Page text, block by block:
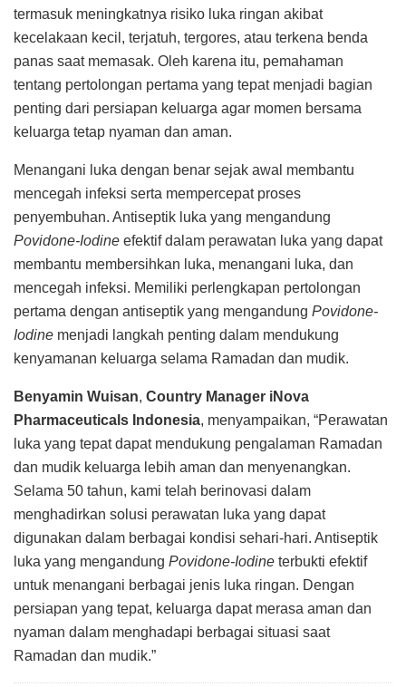
termasuk meningkatnya risiko luka ringan akibat
kecelakaan kecil, terjatuh, tergores, atau terkena benda
panas saat memasak. Oleh karena itu, pemahaman
tentang pertolongan pertama yang tepat menjadi bagian
penting dari persiapan keluarga agar momen bersama
keluarga tetap nyaman dan aman.
Menangani luka dengan benar sejak awal membantu
mencegah infeksi serta mempercepat proses
penyembuhan. Antiseptik luka yang mengandung
Povidone-Iodine efektif dalam perawatan luka yang dapat
membantu membersihkan luka, menangani luka, dan
mencegah infeksi. Memiliki perlengkapan pertolongan
pertama dengan antiseptik yang mengandung Povidone-
Iodine menjadi langkah penting dalam mendukung
kenyamanan keluarga selama Ramadan dan mudik.
Benyamin Wuisan, Country Manager iNova
Pharmaceuticals Indonesia, menyampaikan, “Perawatan
luka yang tepat dapat mendukung pengalaman Ramadan
dan mudik keluarga lebih aman dan menyenangkan.
Selama 50 tahun, kami telah berinovasi dalam
menghadirkan solusi perawatan luka yang dapat
digunakan dalam berbagai kondisi sehari-hari. Antiseptik
luka yang mengandung Povidone-Iodine terbukti efektif
untuk menangani berbagai jenis luka ringan. Dengan
persiapan yang tepat, keluarga dapat merasa aman dan
nyaman dalam menghadapi berbagai situasi saat
Ramadan dan mudik.”